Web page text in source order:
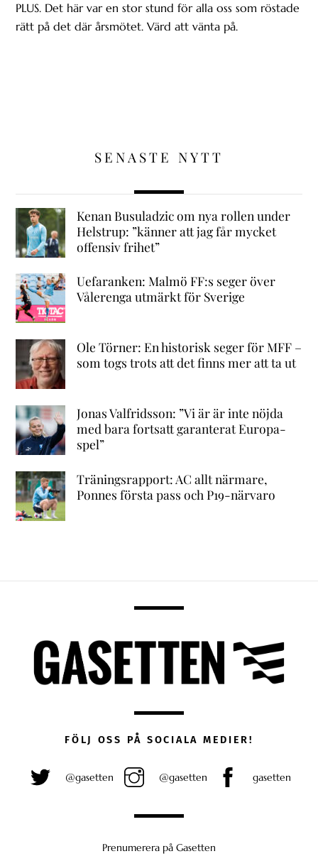
PLUS. Det här var en stor stund för alla oss som röstade
rätt på det där årsmötet. Värd att vänta på.
SENASTE NYTT
Kenan Busuladzic om nya rollen under
Helstrup: ”känner att jag får mycket
offensiv frihet”
Uefaranken: Malmö FF:s seger över
Vålerenga utmärkt för Sverige
Ole Törner: En historisk seger för MFF –
som togs trots att det finns mer att ta ut
Jonas Valfridsson: ”Vi är är inte nöjda
med bara fortsatt garanterat Europa-
spel”
Träningsrapport: AC allt närmare,
Ponnes första pass och P19-närvaro
FÖLJ OSS PÅ SOCIALA MEDIER!
@gasetten @gasetten gasetten
Prenumerera på Gasetten